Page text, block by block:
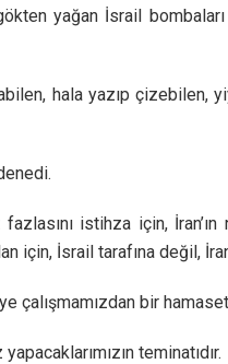
yağan İsrail
hala yazıp çizebilen,
istihza için,
için, İsrail tarafına değil,
çalışmamızdan bir
teminatıdır.